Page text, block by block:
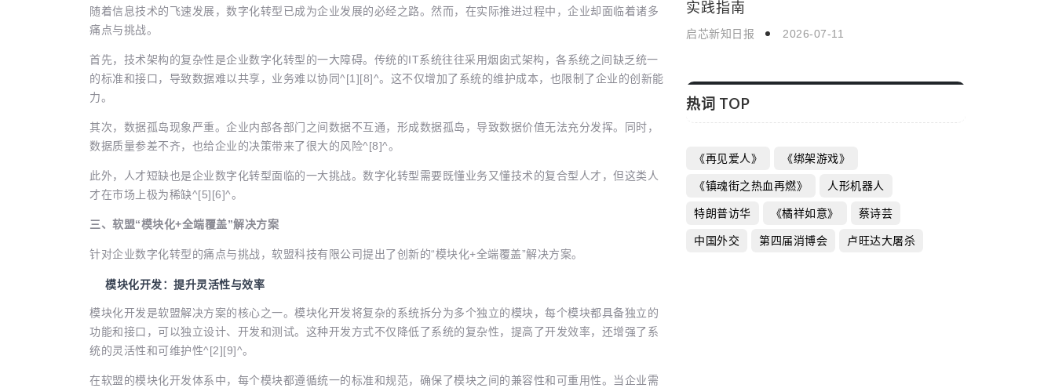
随着信息技术的飞速发展，数字化转型已成为企业发展的必经之路。然而，在实际推进过程中，企业却面临着诸多
痛点与挑战。
首先，技术架构的复杂性是企业数字化转型的一大障碍。传统的IT系统往往采用烟囱式架构，各系统之间缺乏统一
的标准和接口，导致数据难以共享，业务难以协同^[1][8]^。这不仅增加了系统的维护成本，也限制了企业的创新能
力。
其次，数据孤岛现象严重。企业内部各部门之间数据不互通，形成数据孤岛，导致数据价值无法充分发挥。同时，
数据质量参差不齐，也给企业的决策带来了很大的风险^[8]^。
此外，人才短缺也是企业数字化转型面临的一大挑战。数字化转型需要既懂业务又懂技术的复合型人才，但这类人
才在市场上极为稀缺^[5][6]^。
三、软盟“模块化+全端覆盖”解决方案
针对企业数字化转型的痛点与挑战，软盟科技有限公司提出了创新的“模块化+全端覆盖”解决方案。
模块化开发：提升灵活性与效率
模块化开发是软盟解决方案的核心之一。模块化开发将复杂的系统拆分为多个独立的模块，每个模块都具备独立的
功能和接口，可以独立设计、开发和测试。这种开发方式不仅降低了系统的复杂性，提高了开发效率，还增强了系
统的灵活性和可维护性^[2][9]^。
在软盟的模块化开发体系中，每个模块都遵循统一的标准和规范，确保了模块之间的兼容性和可重用性。当企业需
启芯新知日报 2026-05-07
实践指南
启芯新知日报 2026-07-11
热词 TOP
《再见爱人》 《绑架游戏》
《镇魂街之热血再燃》 人形机器人
特朗普访华 《橘祥如意》 蔡诗芸
中国外交 第四届消博会 卢旺达大屠杀